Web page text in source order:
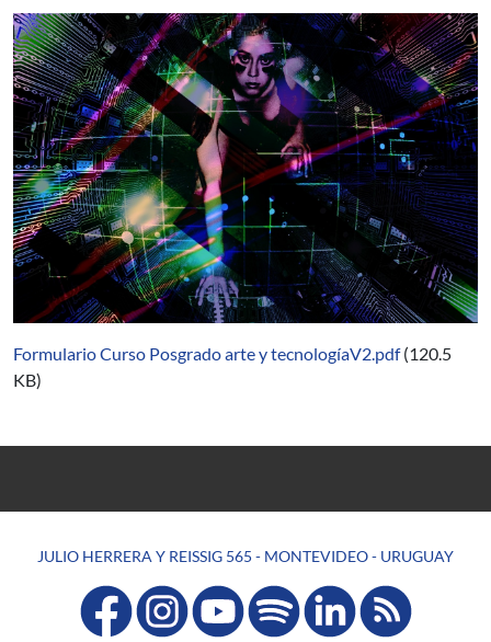
Formulario Curso Posgrado arte y tecnologíaV2.pdf (120.5
KB)
JULIO HERRERA Y REISSIG 565 - MONTEVIDEO - URUGUAY